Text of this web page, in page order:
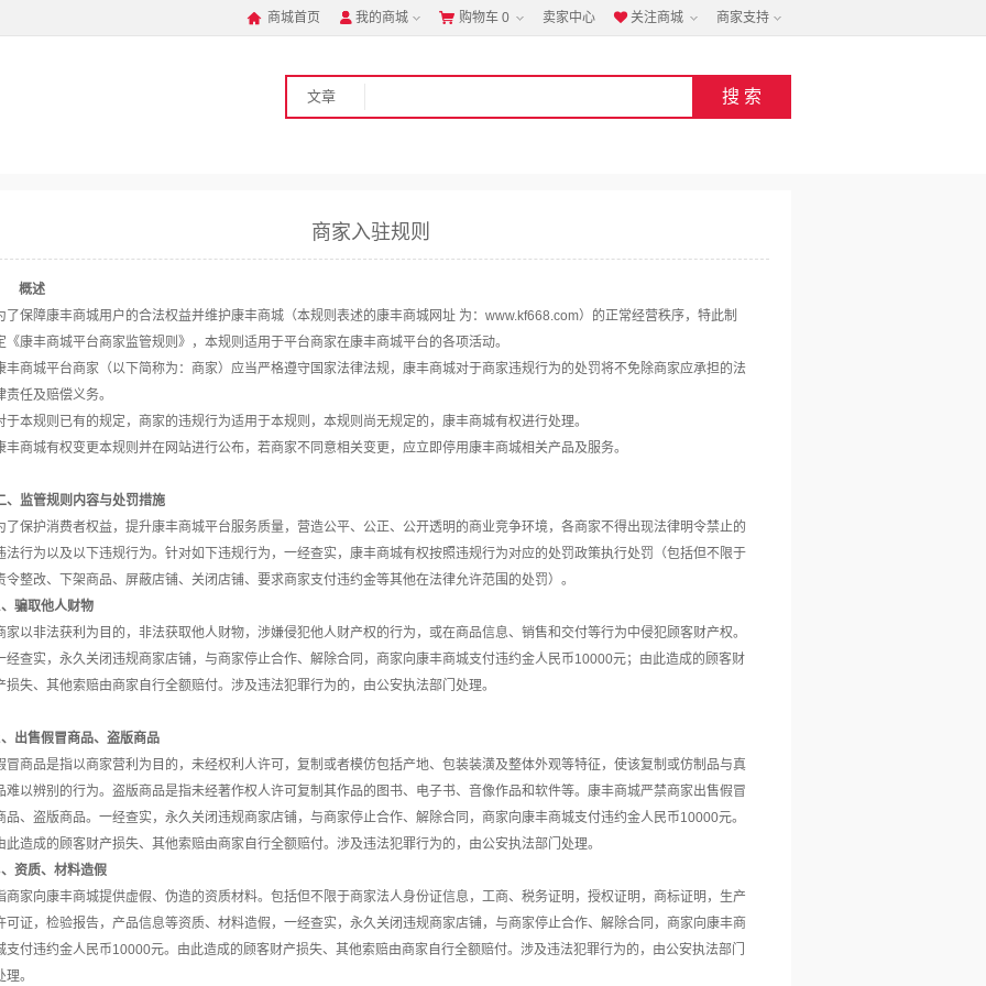
 商城首页  我的商城  购物车 0 卖家中心 关注商城 商家支持
文章
商家入驻规则
概述
了保障康丰商城用户的合法权益并维护康丰商城（本规则表述的康丰商城网址 为： www.kf668.com）的正常经营秩序，特此制
《康丰商城平台商家监管规则》，本规则适用于平台商家在康丰商城平台的各项活动。
丰商城平台商家（以下简称为：商家）应当严格遵守国家法律法规，康丰商城对于商家违规行为的处罚将不免除商家应承担的法
责任及赔偿义务。
于本规则已有的规定，商家的违规行为适用于本规则，本规则尚无规定的，康丰商城有权进行处理。
丰商城有权变更本规则并在网站进行公布，若商家不同意相关变更，应立即停用康丰商城相关产品及服务。
、监管规则内容与处罚措施
了保护消费者权益，提升康丰商城平台服务质量，营造公平、公正、公开透明的商业竞争环境，各商家不得出现法律明令禁止的
法行为以及以下违规行为。针对如下违规行为，一经查实，康丰商城有权按照违规行为对应的处罚政策执行处罚（包括但不限于
令整改、下架商品、屏蔽店铺、关闭店铺、要求商家支付违约金等其他在法律允许范围的处罚）。
骗取他人财物
家以非法获利为目的，非法获取他人财物，涉嫌侵犯他人财产权的行为，或在商品信息、销售和交付等行为中侵犯顾客财产权。
经查实，永久关闭违规商家店铺，与商家停止合作、解除合同，商家向康丰商城支付违约金人民币10000元；由此造成的顾客财
损失、其他索赔由商家自行全额赔付。涉及违法犯罪行为的，由公安执法部门处理。
出售假冒商品、盗版商品
冒商品是指以商家营利为目的，未经权利人许可，复制或者模仿包括产地、包装装潢及整体外观等特征，使该复制或仿制品与真
难以辨别的行为。盗版商品是指未经著作权人许可复制其作品的图书、电子书、音像作品和软件等。康丰商城严禁商家出售假冒
品、盗版商品。一经查实，永久关闭违规商家店铺，与商家停止合作、解除合同，商家向康丰商城支付违约金人民币10000元。
此造成的顾客财产损失、其他索赔由商家自行全额赔付。涉及违法犯罪行为的，由公安执法部门处理。
资质、材料造假
商家向康丰商城提供虚假、伪造的资质材料。包括但不限于商家法人身份证信息，工商、税务证明，授权证明，商标证明，生产
可证，检验报告，产品信息等资质、材料造假，一经查实，永久关闭违规商家店铺，与商家停止合作、解除合同，商家向康丰商
支付违约金人民币10000元。由此造成的顾客财产损失、其他索赔由商家自行全额赔付。涉及违法犯罪行为的，由公安执法部门
理。